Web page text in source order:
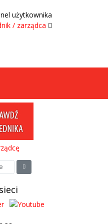
użytkownika
/ zarządca